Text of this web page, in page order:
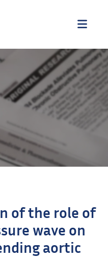
of the role of
wave on
aortic